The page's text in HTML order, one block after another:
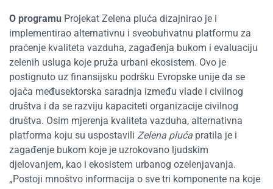
O programu Projekat Zelena pluća dizajnirao je i
implementirao alternativnu i sveobuhvatnu platformu za
praćenje kvaliteta vazduha, zagađenja bukom i evaluaciju
zelenih usluga koje pruža urbani ekosistem. Ovo je
postignuto uz finansijsku podršku Evropske unije da se
ojača međusektorska saradnja između vlade i civilnog
društva i da se razviju kapaciteti organizacije civilnog
društva. Osim mjerenja kvaliteta vazduha, alternativna
platforma koju su uspostavili Zelena pluća pratila je i
zagađenje bukom koje je uzrokovano ljudskim
djelovanjem, kao i ekosistem urbanog ozelenjavanja.
„Postoji mnoštvo informacija o sve tri komponente na koje